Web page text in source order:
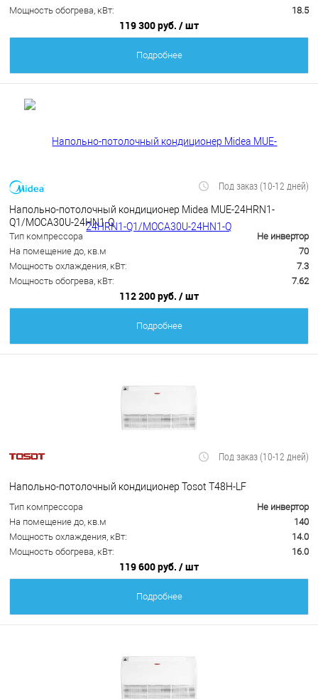
Мощность обогрева, кВт:
18.5
119 300 руб. / шт
Подробнее
Под заказ (10-12 дней)
Напольно-потолочный кондиционер Midea MUE-24HRN1-
Q1/MOCA30U-24HN1-Q
Тип компрессора
Не инвертор
На помещение до, кв.м
70
Мощность охлаждения, кВт:
7.3
Мощность обогрева, кВт:
7.62
112 200 руб. / шт
Подробнее
Под заказ (10-12 дней)
Напольно-потолочный кондиционер Tosot T48H-LF
Тип компрессора
Не инвертор
На помещение до, кв.м
140
Мощность охлаждения, кВт:
14.0
Мощность обогрева, кВт:
16.0
119 600 руб. / шт
Подробнее